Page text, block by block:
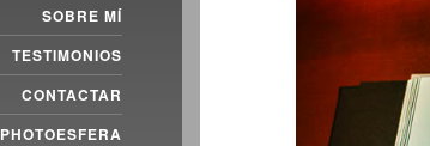
SOBRE MÍ
TESTIMONIOS
CONTACTAR
PHOTOESFERA